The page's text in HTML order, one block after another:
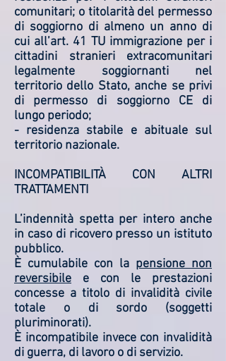
comunitari; o titolarità del permesso
di soggiorno di almeno un anno di
cui all’art. 41 TU immigrazione per i
cittadini stranieri extracomunitari
legalmente soggiornanti nel
territorio dello Stato, anche se privi
di permesso di soggiorno CE di
lungo periodo;
- residenza stabile e abituale sul
territorio nazionale.
INCOMPATIBILITÀ CON ALTRI
TRATTAMENTI
L’indennità spetta per intero anche
in caso di ricovero presso un istituto
pubblico.
È cumulabile con la pensione non
reversibile e con le prestazioni
concesse a titolo di invalidità civile
totale o di sordo (soggetti
pluriminorati).
È incompatibile invece con invalidità
di guerra, di lavoro o di servizio.